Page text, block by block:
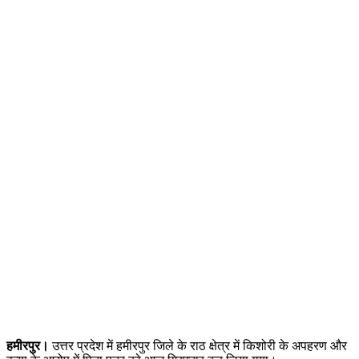
हमीरपुर। उत्तर प्रदेश में हमीरपुर जिले के राठ क्षेत्र में किशोरी के अपहरण और